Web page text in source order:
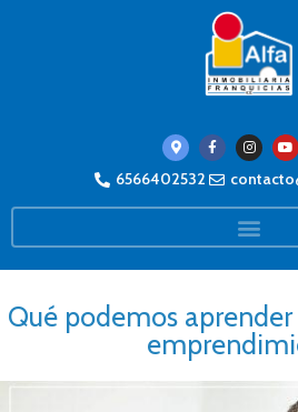
6566402532
Qué podemos aprender